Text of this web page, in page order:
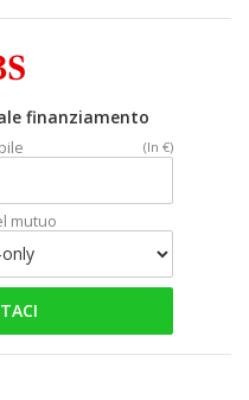
finanziamento
(In €)
mutuo